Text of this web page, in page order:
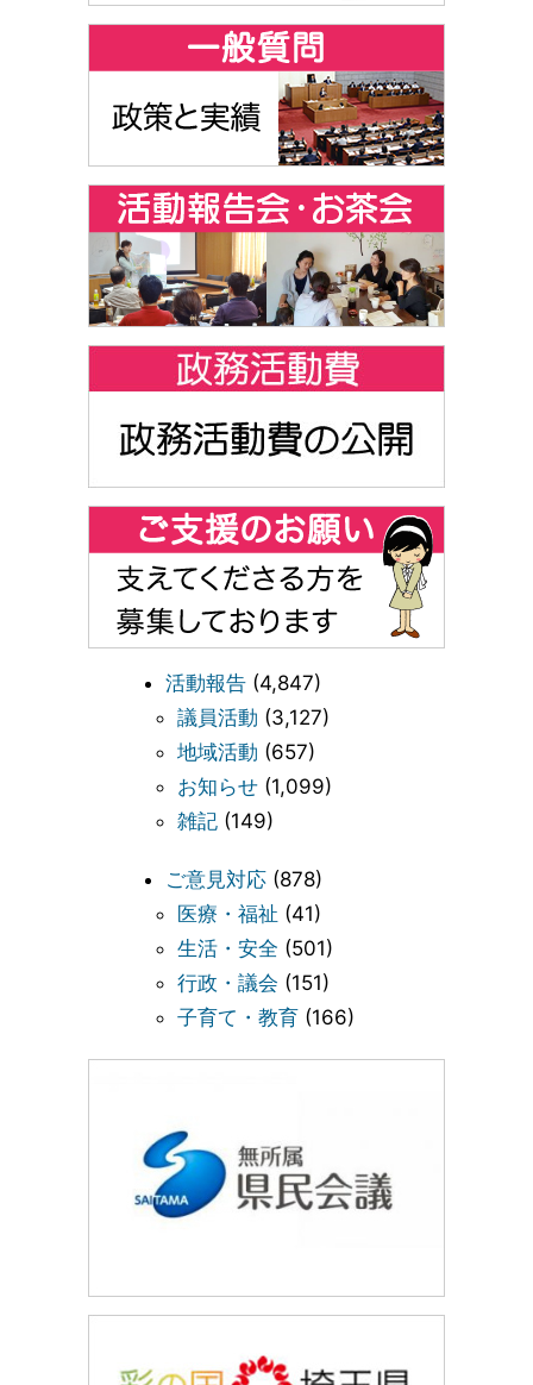
活動報告 (4,847)
議員活動 (3,127)
地域活動 (657)
お知らせ (1,099)
雑記 (149)
ご意見対応 (878)
医療・福祉 (41)
生活・安全 (501)
行政・議会 (151)
子育て・教育 (166)